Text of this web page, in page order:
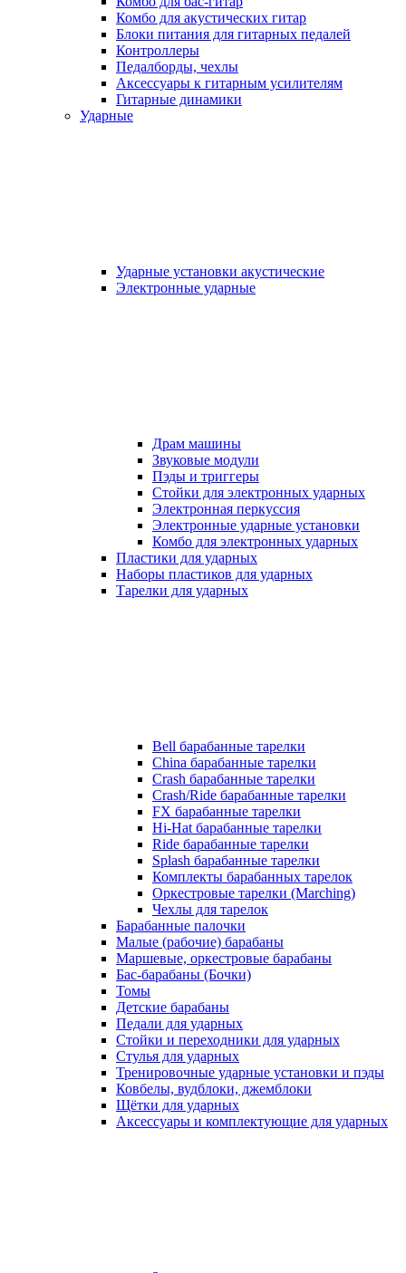
Комбо для акустических гитар
Блоки питания для гитарных педалей
Контроллеры
Педалборды, чехлы
Аксеcсуары к гитарным усилителям
Гитарные динамики
Ударные
Ударные установки акустические
Электронные ударные
Драм машины
Звуковые модули
Пэды и триггеры
Стойки для электронных ударных
Электронная перкуссия
Электронные ударные установки
Комбо для электронных ударных
Пластики для ударных
Наборы пластиков для ударных
Тарелки для ударных
Bell барабанные тарелки
China барабанные тарелки
Crash барабанные тарелки
Crash/Ride барабанные тарелки
FX барабанные тарелки
Hi-Hat барабанные тарелки
Ride барабанные тарелки
Splash барабанные тарелки
Комплекты барабанных тарелок
Оркестровые тарелки (Marching)
Чехлы для тарелок
Барабанные палочки
Малые (рабочие) барабаны
Маршевые, оркестровые барабаны
Бас-барабаны (Бочки)
Томы
Детские барабаны
Педали для ударных
Стойки и переходники для ударных
Стулья для ударных
Тренировочные ударные установки и пэды
Ковбелы, вудблоки, джемблоки
Щётки для ударных
Аксесcуары и комплектующие для ударных